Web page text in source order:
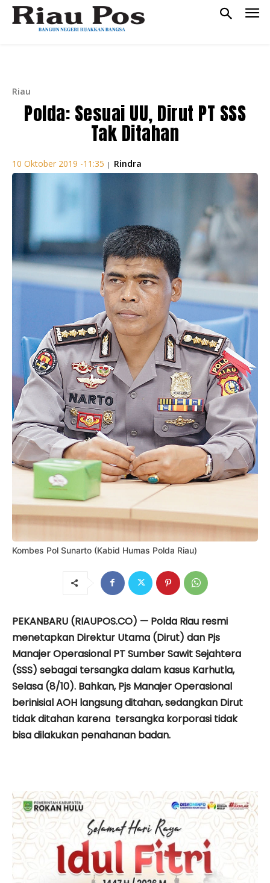
Riau
Polda: Sesuai UU, Dirut PT SSS
Tak Ditahan
10 Oktober 2019 -11:35 | Rindra
Kombes Pol Sunarto (Kabid Humas Polda Riau)
PEKANBARU (RIAUPOS.CO) — Polda Riau resmi
menetapkan Direktur Utama (Dirut) dan Pjs
Manajer Operasional PT Sumber Sawit Sejahtera
(SSS) sebagai tersangka dalam kasus Karhutla,
Selasa (8/10). Bahkan, Pjs Manajer Operasional
berinisial AOH langsung ditahan, sedangkan Dirut
tidak ditahan karena tersangka korporasi tidak
bisa dilakukan penahanan badan.